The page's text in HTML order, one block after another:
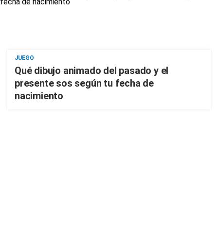
JUEGO
Qué dibujo animado del pasado y el
presente sos según tu fecha de
nacimiento